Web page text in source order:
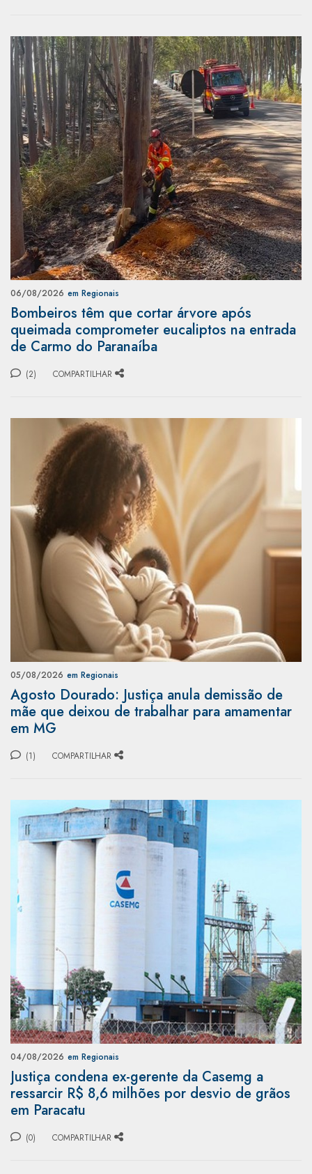
06/08/2026 em Regionais
Bombeiros têm que cortar árvore após
queimada comprometer eucaliptos na entrada
de Carmo do Paranaíba
(2) COMPARTILHAR
05/08/2026 em Regionais
Agosto Dourado: Justiça anula demissão de
mãe que deixou de trabalhar para amamentar
em MG
(1) COMPARTILHAR
04/08/2026 em Regionais
Justiça condena ex-gerente da Casemg a
ressarcir R$ 8,6 milhões por desvio de grãos
em Paracatu
(0) COMPARTILHAR